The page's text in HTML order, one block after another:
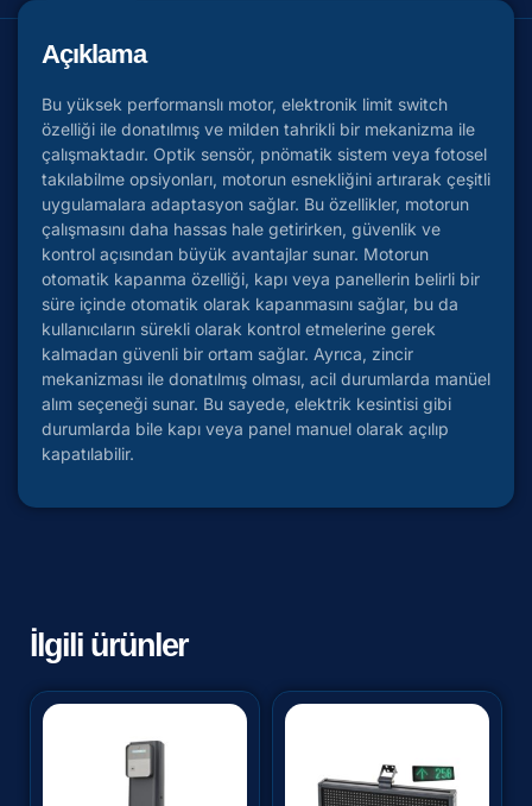
Açıklama
Bu yüksek performanslı motor, elektronik limit switch
özelliği ile donatılmış ve milden tahrikli bir mekanizma ile
çalışmaktadır. Optik sensör, pnömatik sistem veya fotosel
takılabilme opsiyonları, motorun esnekliğini artırarak çeşitli
uygulamalara adaptasyon sağlar. Bu özellikler, motorun
çalışmasını daha hassas hale getirirken, güvenlik ve
kontrol açısından büyük avantajlar sunar. Motorun
otomatik kapanma özelliği, kapı veya panellerin belirli bir
süre içinde otomatik olarak kapanmasını sağlar, bu da
kullanıcıların sürekli olarak kontrol etmelerine gerek
kalmadan güvenli bir ortam sağlar. Ayrıca, zincir
mekanizması ile donatılmış olması, acil durumlarda manüel
alım seçeneği sunar. Bu sayede, elektrik kesintisi gibi
durumlarda bile kapı veya panel manuel olarak açılıp
kapatılabilir.
İlgili ürünler